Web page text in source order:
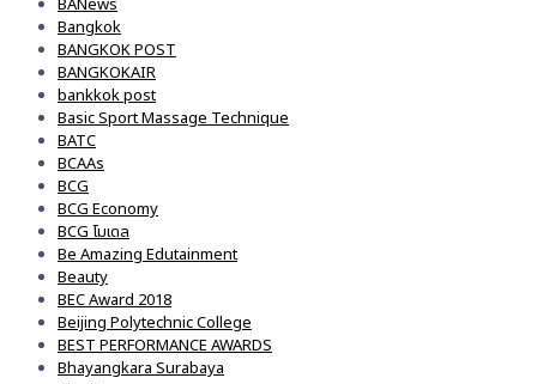
Bangkok
BANGKOK POST
BANGKOKAIR
bankkok post
Basic Sport Massage Technique
BATC
BCAAs
BCG
BCG Economy
BCG โมเดล
Be Amazing Edutainment
Beauty
BEC Award 2018
Beijing Polytechnic College
BEST PERFORMANCE AWARDS
Bhayangkara Surabaya